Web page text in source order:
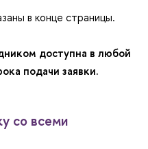
в конце страницы.
доступна в любой
подачи заявки.
со всеми